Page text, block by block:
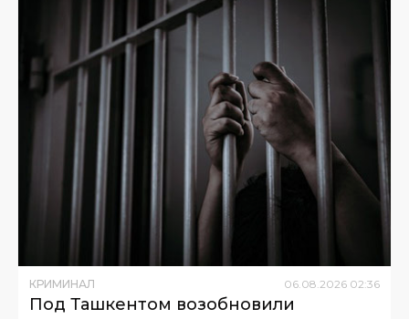
КРИМИНАЛ 06.08.2026 02:36
Под Ташкентом возобновили